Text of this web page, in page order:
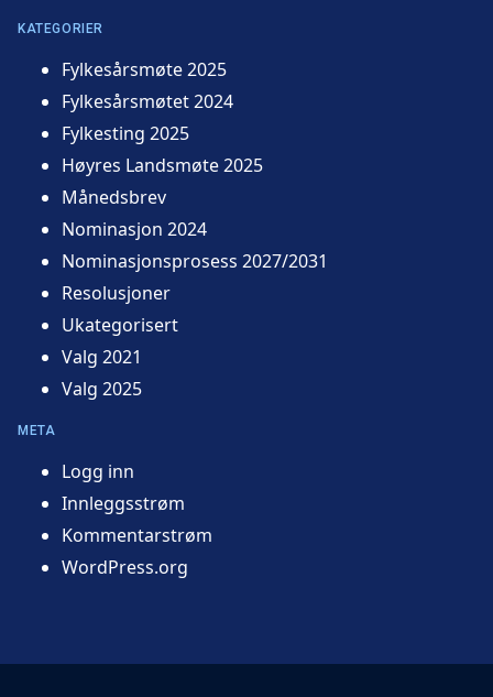
KATEGORIER
Fylkesårsmøte 2025
Fylkesårsmøtet 2024
Fylkesting 2025
Høyres Landsmøte 2025
Månedsbrev
Nominasjon 2024
Nominasjonsprosess 2027/2031
Resolusjoner
Ukategorisert
Valg 2021
Valg 2025
META
Logg inn
Innleggsstrøm
Kommentarstrøm
WordPress.org